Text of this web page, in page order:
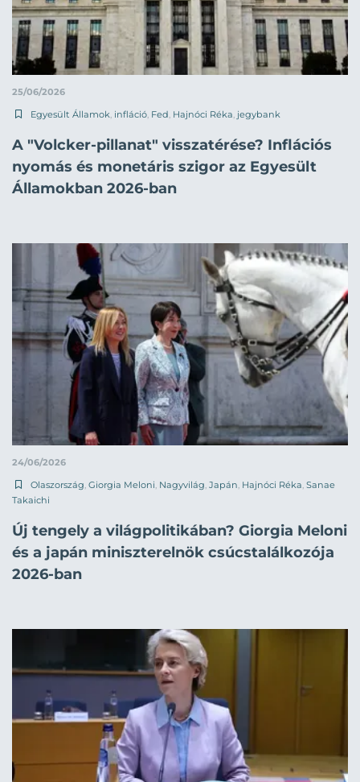
25/06/2026
Egyesült Államok, infláció, Fed, Hajnóci Réka, jegybank
A "Volcker-pillanat" visszatérése? Inflációs
nyomás és monetáris szigor az Egyesült
Államokban 2026-ban
24/06/2026
Olaszország, Giorgia Meloni, Nagyvilág, Japán, Hajnóci Réka, Sanae
Takaichi
Új tengely a világpolitikában? Giorgia Meloni
és a japán miniszterelnök csúcstalálkozója
2026-ban